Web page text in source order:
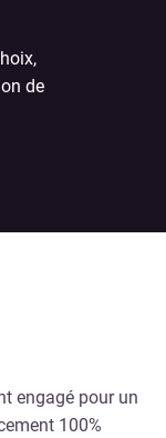
de
engagé pour un
100%